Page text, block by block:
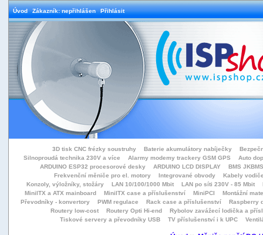
Úvod Zákazník: nepřihlášen Přihlásit
3D tisk CNC frézky soustruhy Baterie akumulátory nabíječky
Silnoproudá technika 230V a více
Alarmy modemy trackery GSM GPS
Auto
ARDUINO ESP32 procesorové desky
ARDUINO LCD DISPLAY
BMS
Frekvenční měniče pro el. motory
Integrované obvody
Kabely
Konzoly, výložníky, stožáry
LAN 10/100/1000 Mbit LAN po síti 230V - 85 Mbit
MiniITX a ATX mainboard
MiniITX case a příslušenství MiniPCI
Montážní
Převodníky - konvertory
PWM regulace Rack case a příslušenství
Raspberry
Routery low-cost
Routery Opti Hi-end
Rybolov zavážecí lodička a přísl
Tiskové servery a převodníky USB
TV příslušenství i k UPC